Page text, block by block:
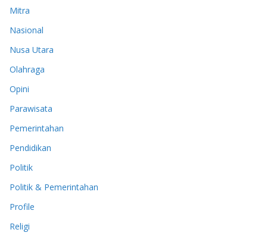
Mitra
Nasional
Nusa Utara
Olahraga
Opini
Parawisata
Pemerintahan
Pendidikan
Politik
Politik & Pemerintahan
Profile
Religi